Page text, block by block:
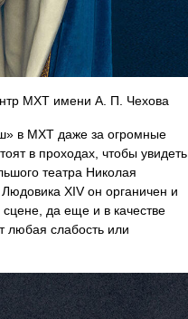
МХТ имени А. П. Чехова
в МХТ даже за огромные
в проходах, чтобы увидеть
театра Николая
XIV он органичен и
да еще и в качестве
любая слабость или